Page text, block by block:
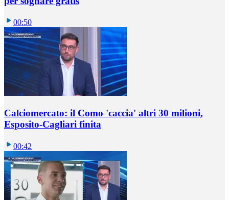
00:50
Calciomercato: il Como 'caccia' altri 30 milioni,
Esposito-Cagliari finita
00:42